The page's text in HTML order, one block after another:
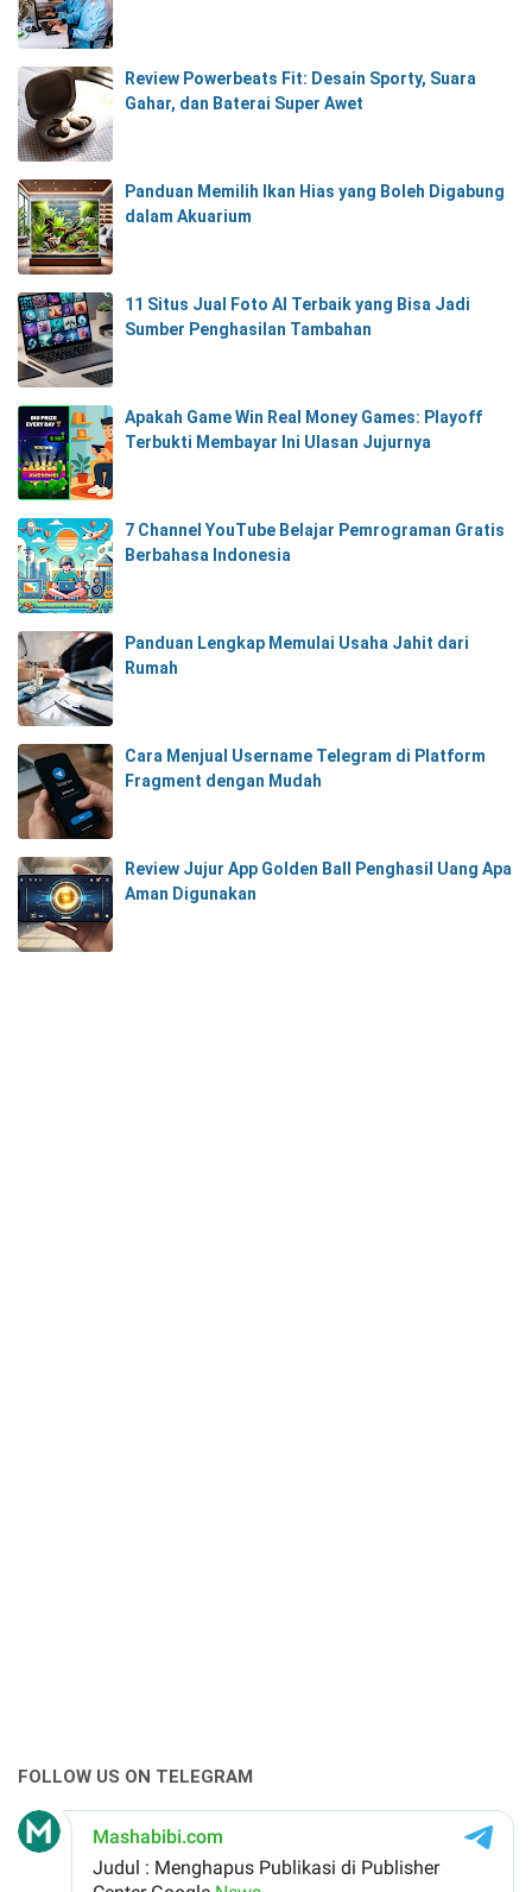
Review Powerbeats Fit: Desain Sporty, Suara
Gahar, dan Baterai Super Awet
Panduan Memilih Ikan Hias yang Boleh Digabung
dalam Akuarium
11 Situs Jual Foto AI Terbaik yang Bisa Jadi
Sumber Penghasilan Tambahan
Apakah Game Win Real Money Games: Playoff
Terbukti Membayar Ini Ulasan Jujurnya
7 Channel YouTube Belajar Pemrograman Gratis
Berbahasa Indonesia
Panduan Lengkap Memulai Usaha Jahit dari
Rumah
Cara Menjual Username Telegram di Platform
Fragment dengan Mudah
Review Jujur App Golden Ball Penghasil Uang Apa
Aman Digunakan
FOLLOW US ON TELEGRAM